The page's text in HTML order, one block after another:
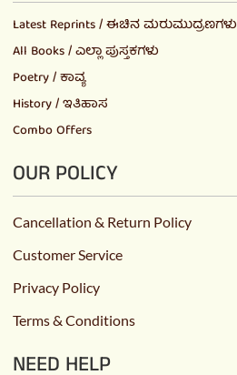
Latest Reprints / ಈಚಿನ ಮರುಮುದ್ರಣಗಳು
All Books / ಎಲ್ಲಾ ಪುಸ್ತಕಗಳು
Poetry / ಕಾವ್ಯ
History / ಇತಿಹಾಸ
Combo Offers
OUR POLICY
Cancellation & Return Policy
Customer Service
Privacy Policy
Terms & Conditions
NEED HELP